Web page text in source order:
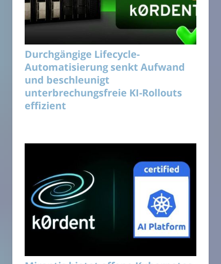
Durchgängige Lifecycle-
Automatisierung senkt Aufwand
und beschleunigt
unterbrechungsfreie KI-Rollouts
effizient